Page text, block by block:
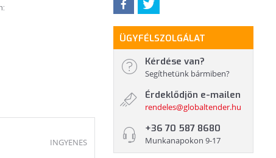
INGYENES
ÜGYFÉLSZOLGÁLAT
Kérdése van?
Segíthetünk bármiben?
Érdeklődjön e-mailen
rendeles@globaltender.hu
+36 70 587 8680
Munkanapokon 9-17